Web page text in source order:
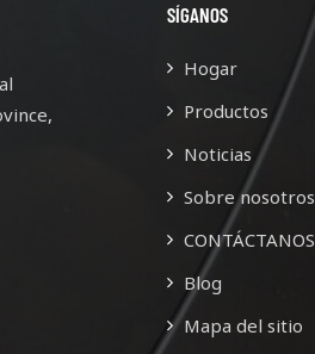
SÍGANOS
Hogar
Productos
Noticias
Sobre nosotros
CONTÁCTANOS
Blog
Mapa del sitio